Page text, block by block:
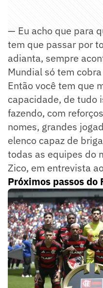
— Eu acho que para
tem que passar por
adianta, sempre
Mundial só tem
Então você tem que
capacidade, de tudo
fazendo, com
nomes, grandes
elenco capaz de
todas as equipes do
Zico, em entrevista
Próximos passos do